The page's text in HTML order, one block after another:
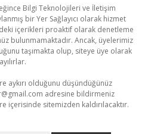
Bilgi Teknolojileri ve İletişim
bir Yer Sağlayıcı olarak hizmet
içerikleri proaktif olarak denetleme
bulunmamaktadır. Ancak, üyelerimiz
taşımakta olup, siteye üye olarak
aykırı olduğunu düşündüğünüz
adresine bildirmeniz
içerisinde sitemizden kaldırılacaktır.